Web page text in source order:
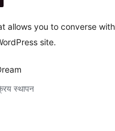
allows you to converse
site.
स्थापन